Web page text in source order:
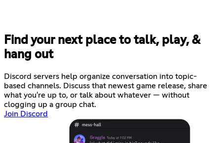
Find your next place to talk, play, &
hang out
Discord servers help organize conversation into topic-
based channels. Discuss that newest game release, share
what you're up to, or talk about whatever — without
clogging up a group chat.
Join Discord